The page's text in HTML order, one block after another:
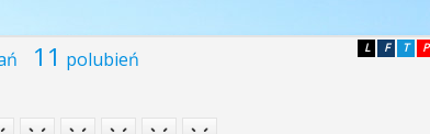
11 polubień P
T
F
L